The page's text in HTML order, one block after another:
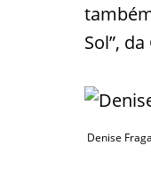
Sol”,
Denise